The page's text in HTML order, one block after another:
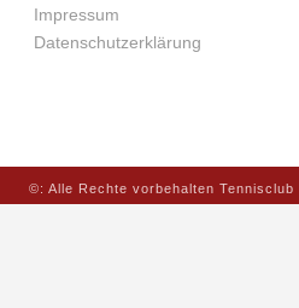
Impressum
Datenschutzerklärung
©: Alle Rechte vorbehalten Tennisclub